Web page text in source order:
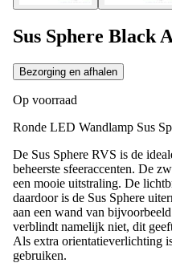
Sus Sphere Black
Bezorging en afhalen
Op voorraad
Ronde LED Wandlamp Sus
De Sus Sphere RVS is de
beheerste sfeeraccenten. De
een mooie uitstraling. De
daardoor is de Sus Sphere
aan een wand van
verblindt namelijk niet, dit
Als extra orientatieverlichting
gebruiken.